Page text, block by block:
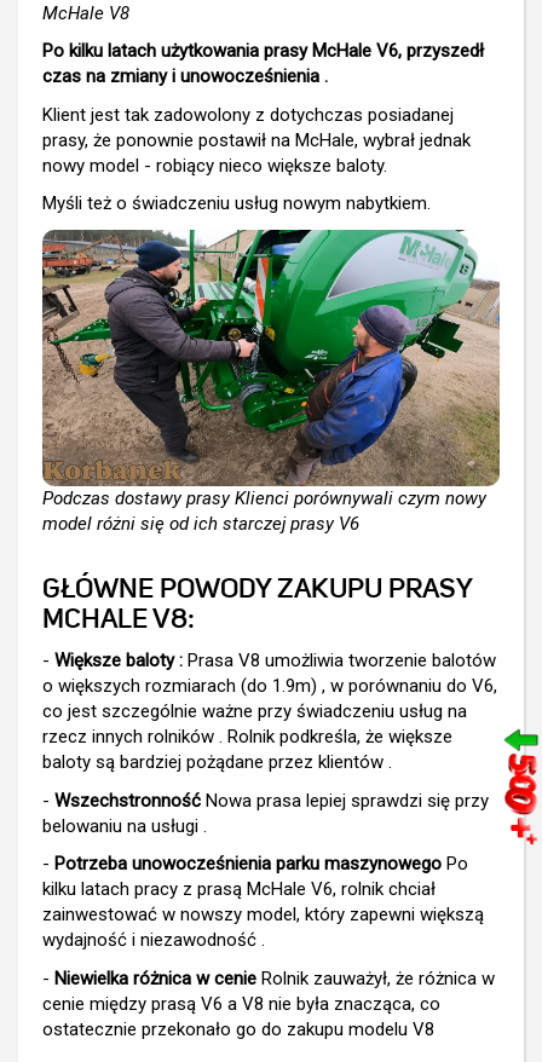
McHale V8
Po kilku latach użytkowania prasy McHale V6, przyszedł
czas na zmiany i unowocześnienia .
Klient jest tak zadowolony z dotychczas posiadanej
prasy, że ponownie postawił na McHale, wybrał jednak
nowy model - robiący nieco większe baloty.
Myśli też o świadczeniu usług nowym nabytkiem.
Podczas dostawy prasy Klienci porównywali czym nowy
model różni się od ich starczej prasy V6
GŁÓWNE POWODY ZAKUPU PRASY
MCHALE V8:
- Większe baloty : Prasa V8 umożliwia tworzenie balotów
o większych rozmiarach (do 1.9m) , w porównaniu do V6,
co jest szczególnie ważne przy świadczeniu usług na
rzecz innych rolników . Rolnik podkreśla, że większe
baloty są bardziej pożądane przez klientów .
- Wszechstronność Nowa prasa lepiej sprawdzi się przy
belowaniu na usługi .
- Potrzeba unowocześnienia parku maszynowego Po
kilku latach pracy z prasą McHale V6, rolnik chciał
zainwestować w nowszy model, który zapewni większą
wydajność i niezawodność .
- Niewielka różnica w cenie Rolnik zauważył, że różnica w
cenie między prasą V6 a V8 nie była znacząca, co
ostatecznie przekonało go do zakupu modelu V8